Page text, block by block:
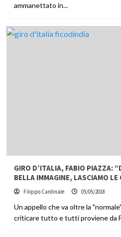
ammanettato in...
GIRO D’ITALIA, FABIO PIAZZA:
BELLA IMMAGINE, LASCIAMO LE
Filippo Cardinale 05/05/2018
Un appello che va oltre la
criticare tutto e tutti proviene da